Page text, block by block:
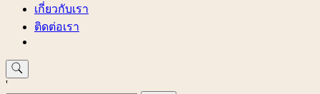
เกี่ยวกับเรา
ติดต่อเรา
'